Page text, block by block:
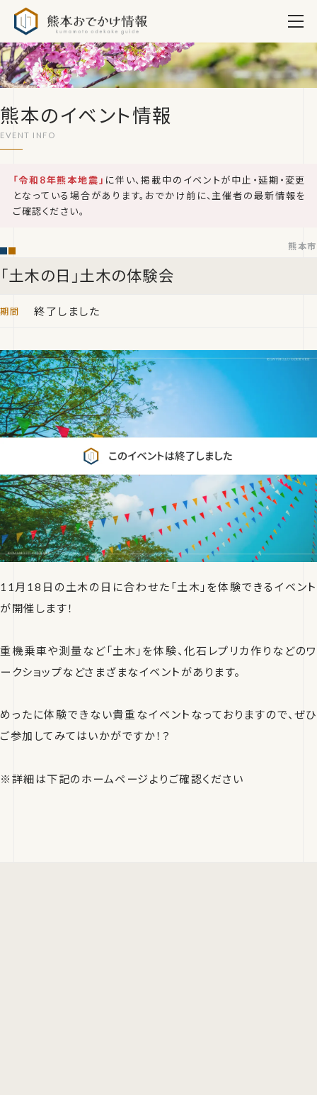
熊本のイベント情報
「令和8年熊本地震」 に伴い、掲載中のイベントが中止・延期・変更
となっている場合があります。おでかけ前に、主催者の最新情報を
ご確認ください。
「土木の日」土木の体験会
熊本市
終了しました
11月18日の土木の日に合わせた「土木」を体験できるイベント
が開催します！
重機乗車や測量など「土木」を体験、化石レプリカ作りなどのワ
ークショップなどさまざまなイベントがあります。
めったに体験できない貴重なイベントなっておりますので、ぜひ
ご参加してみてはいかがですか！？
※詳細は下記のホームページよりご確認ください